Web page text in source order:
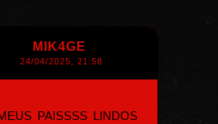
MIK4GE
24/04/2025, 21:58
PAISSSS LINDOS